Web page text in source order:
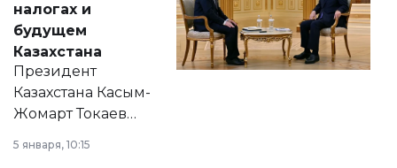
налогах и
будущем
Казахстана
Президент
Казахстана Касым-
Жомарт Токаев
сразу несколько
5 января, 10:15